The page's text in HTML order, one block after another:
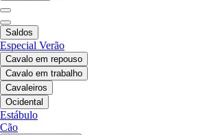
Saldos
Especial Verão
Cavalo em repouso
Cavalo em trabalho
Cavaleiros
Ocidental
Estábulo
Cão